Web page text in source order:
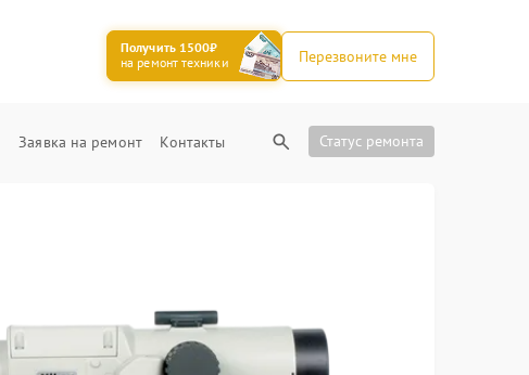
Получить 1500₽
на ремонт техники
Перезвоните мне
Заявка на ремонт Контакты Статус ремонта